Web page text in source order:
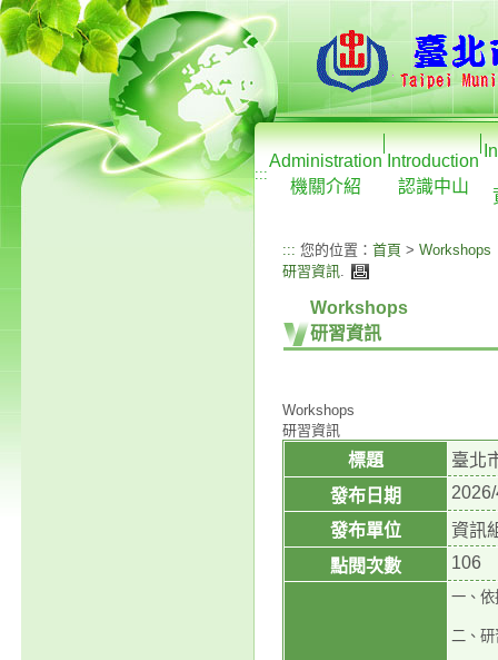
:::
Administration
機關介紹
Introduction
認識中山
::: 您的位置： 首頁 > Workshops
研習資訊.
Workshops
研習資訊
Workshops
研習資訊
標題
臺北
發布日期
發布單位
資訊
點閱次數
106
一、依
二、